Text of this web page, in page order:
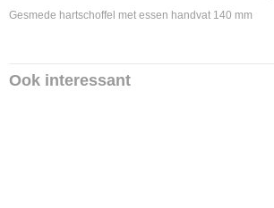
Gesmede hartschoffel met essen handvat 140 mm
Ook interessant